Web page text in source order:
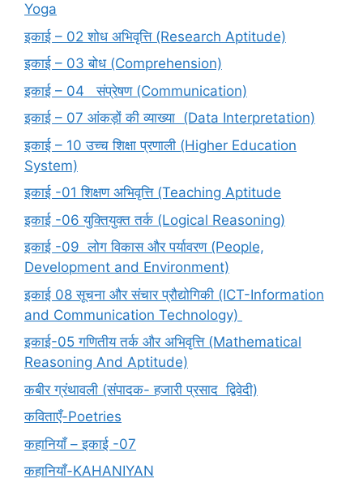
Yoga
इकाई – 02 शोध अभिवृत्ति (Research Aptitude)
इकाई – 03 बोध (Comprehension)
इकाई – 04 संप्रेषण (Communication)
इकाई – 07 आंकड़ों की व्याख्या (Data Interpretation)
इकाई – 10 उच्च शिक्षा प्रणाली (Higher Education
System)
इकाई -01 शिक्षण अभिवृत्ति (Teaching Aptitude
इकाई -06 युक्तियुक्त तर्क (Logical Reasoning)
इकाई -09 लोग विकास और पर्यावरण (People,
Development and Environment)
इकाई 08 सूचना और संचार प्रौद्योगिकी (ICT-Information
and Communication Technology)
इकाई-05 गणितीय तर्क और अभिवृत्ति (Mathematical
Reasoning And Aptitude)
कबीर ग्रंथावली (संपादक- हजारी प्रसाद द्विवेदी)
कविताएँ-Poetries
कहानियाँ – इकाई -07
कहानियाँ-KAHANIYAN